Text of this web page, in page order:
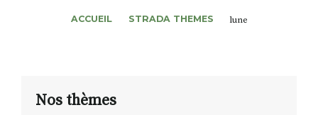
NOS THÈMES
ALTER STRADA
ACCUEIL STRADA THEMES lune
Nos thèmes